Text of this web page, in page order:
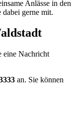
Anlässe in den
gerne mit.
eine Nachricht
an. Sie können